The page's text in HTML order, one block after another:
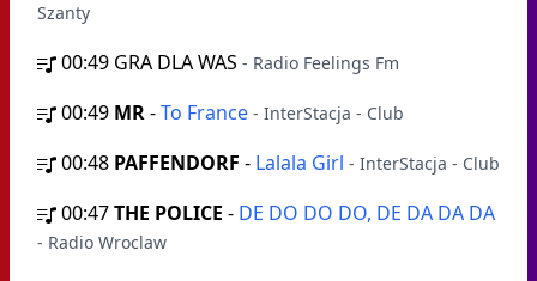
Szanty
00:49 GRA DLA WAS - Radio Feelings Fm
00:49 MR-To France - InterStacja - Club
00:48 PAFFENDORF - Lalala Girl - InterStacja - Club
00:47THE POLICE - DE DO DO DO, DE DA DA DA
- Radio Wroclaw